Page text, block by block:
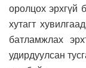
оролцох эрхгүй
хутагт
батламжлах
удирдуулсан